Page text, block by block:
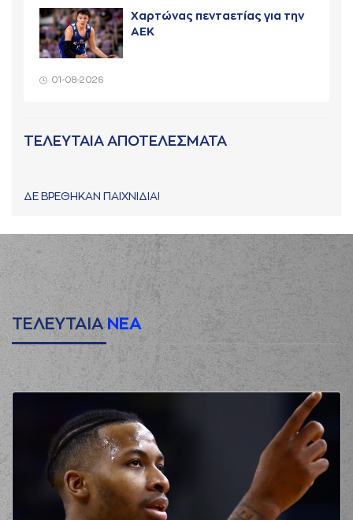
Χαρτώνας πενταετίας για την
ΑΕΚ
01-08-2026
ΤΕΛΕΥΤΑΙΑ ΑΠΟΤΕΛΕΣΜΑΤΑ
ΔΕ ΒΡΕΘΗΚΑΝ ΠΑΙΧΝΙΔΙΑ!
ΤΕΛΕΥΤΑΙΑ ΝΕΑ